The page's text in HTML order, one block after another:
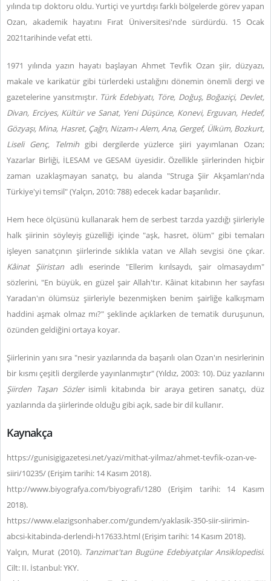
yılında tıp doktoru oldu. Yurtiçi ve yurtdışı farklı bölgelerde görev yapan
Ozan, akademik hayatını Fırat Üniversitesi'nde sürdürdü. 15 Ocak
2021tarihinde vefat etti.
1971 yılında yazın hayatı başlayan Ahmet Tevfik Ozan şiir, düzyazı,
makale ve karikatür gibi türlerdeki ustalığını dönemin önemli dergi ve
gazetelerine yansıtmıştır. Türk Edebiyatı, Töre, Doğuş, Boğaziçi, Devlet,
Divan, Erciyes, Kültür ve Sanat, Yeni Düşünce, Konevi, Erguvan, Hedef,
Gözyaşı, Mina, Hasret, Çağrı, Nizam-ı Alem, Ana, Gergef, Ülküm, Bozkurt,
Liseli Genç, Telmihgibi dergilerde yüzlerce şiiri yayımlanan Ozan;
Yazarlar Birliği, İLESAM ve GESAM üyesidir. Özellikle şiirlerinden hiçbir
zaman uzaklaşmayan sanatçı, bu alanda "Struga Şiir Akşamları'nda
Türkiye'yi temsil" (Yalçın, 2010: 788) edecek kadar başarılıdır.
Hem hece ölçüsünü kullanarak hem de serbest tarzda yazdığı şiirleriyle
halk şiirinin söyleyiş güzelliği içinde "aşk, hasret, ölüm" gibi temaları
işleyen sanatçının şiirlerinde sıklıkla vatan ve Allah sevgisi öne çıkar.
Kâinat Şiiristan adlı eserinde "Ellerim kırılsaydı, şair olmasaydım"
sözlerini, "En büyük, en güzel şair Allah'tır. Kâinat kitabının her sayfası
Yaradan'ın ölümsüz şiirleriyle bezenmişken benim şairliğe kalkışmam
haddini aşmak olmaz mı?" şeklinde açıklarken de tematik duruşunun,
özünden geldiğini ortaya koyar.
Şiirlerinin yanı sıra "nesir yazılarında da başarılı olan Ozan'ın nesirlerinin
bir kısmı çeşitli dergilerde yayınlanmıştır" (Yıldız, 2003: 10). Düz yazılarını
Şiirden Taşan Sözlerisimli kitabında bir araya getiren sanatçı, düz
yazılarında da şiirlerinde olduğu gibi açık, sade bir dil kullanır.
Kaynakça
https://gunisigigazetesi.net/yazi/mithat-yilmaz/ahmet-tevfik-ozan-ve-
siiri/10235/ (Erişim tarihi: 14 Kasım 2018).
http://www.biyografya.com/biyografi/1280 (Erişim tarihi: 14 Kasım
2018).
https://www.elazigsonhaber.com/gundem/yaklasik-350-siir-siirimin-
abcsi-kitabinda-derlendi-h17633.html (Erişim tarihi: 14 Kasım 2018).
Yalçın, Murat (2010). Tanzimat'tan Bugüne Edebiyatçılar Ansiklopedisi.
Cilt: II. İstanbul: YKY.